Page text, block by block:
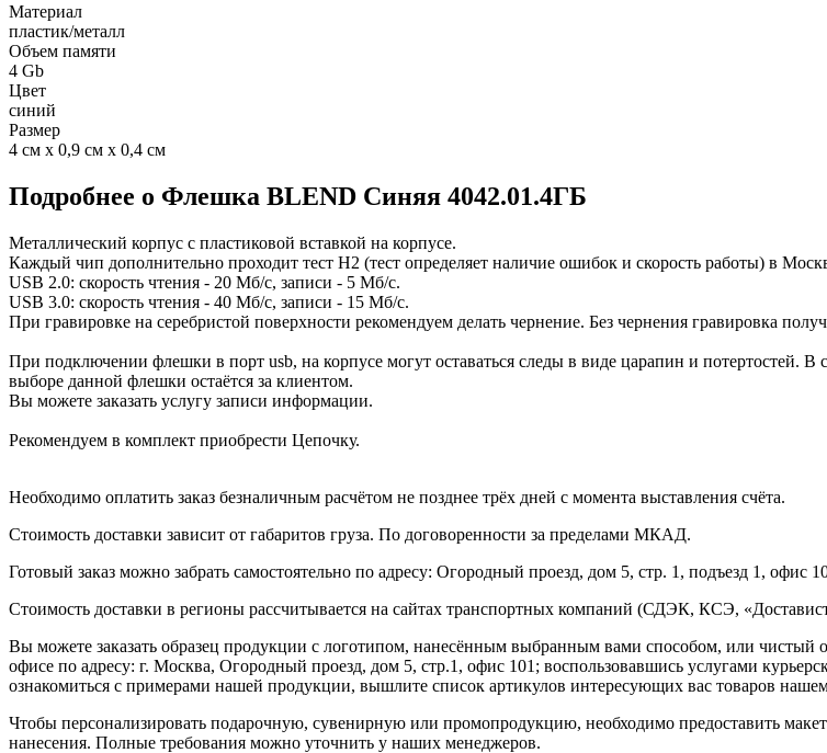
Материал
пластик/металл
Объем памяти
4 Gb
Цвет
синий
Размер
4 см х 0,9 см х 0,4 см
Подробнее о Флешка BLEND Синяя 4042.01.4ГБ
Металлический корпус с пластиковой вставкой на корпусе.
Каждый чип дополнительно проходит тест H2 (тест определяет наличие ошибок и скорость работы) в
USB 2.0: скорость чтения - 20 Мб/с, записи - 5 Мб/с.
USB 3.0: скорость чтения - 40 Мб/с, записи - 15 Мб/с.
При гравировке на серебристой поверхности рекомендуем делать чернение. Без чернения гравировка
При подключении флешки в порт usb, на корпусе могут оставаться следы в виде царапин и потертостей.
выборе данной флешки остаётся за клиентом.
Вы можете заказать услугу записи информации.
Рекомендуем в комплект приобрести Цепочку.
Необходимо оплатить заказ безналичным расчётом не позднее трёх дней с момента выставления счёта.
Стоимость доставки зависит от габаритов груза. По договоренности за пределами МКАД.
Готовый заказ можно забрать самостоятельно по адресу: Огородный проезд, дом 5, стр. 1, подъезд 1, офис
Стоимость доставки в регионы рассчитывается на сайтах транспортных компаний (СДЭК, КСЭ,
Вы можете заказать образец продукции с логотипом, нанесённым выбранным вами способом, или
офисе по адресу: г. Москва, Огородный проезд, дом 5, стр.1, офис 101; воспользовавшись услугами
ознакомиться с примерами нашей продукции, вышлите список артикулов интересующих вас товаров
Чтобы персонализировать подарочную, сувенирную или промопродукцию, необходимо предоставить
нанесения. Полные требования можно уточнить у наших менеджеров.